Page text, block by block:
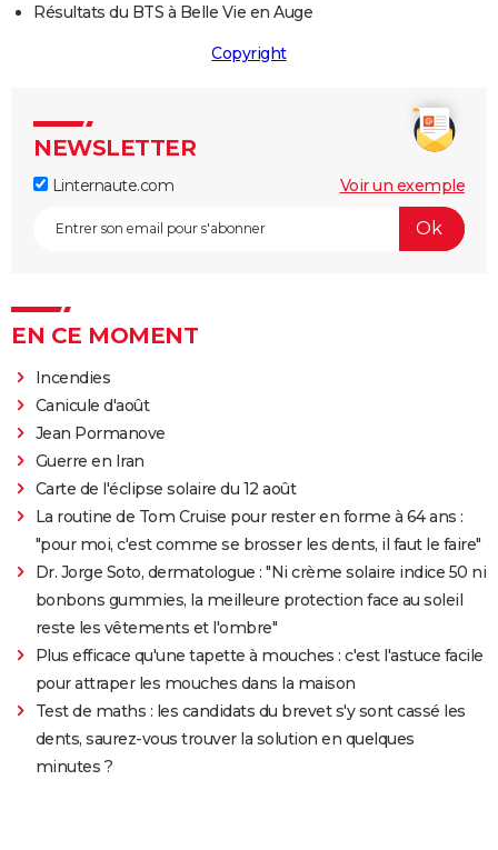
Résultats du BTS à Belle Vie en Auge
Copyright
NEWSLETTER
Linternaute.com Voir un exemple
EN CE MOMENT
Incendies
Canicule d'août
Jean Pormanove
Guerre en Iran
Carte de l'éclipse solaire du 12 août
La routine de Tom Cruise pour rester en forme à 64 ans :
"pour moi, c'est comme se brosser les dents, il faut le faire"
Dr. Jorge Soto, dermatologue : "Ni crème solaire indice 50 ni
bonbons gummies, la meilleure protection face au soleil
reste les vêtements et l'ombre"
Plus efficace qu'une tapette à mouches : c'est l'astuce facile
pour attraper les mouches dans la maison
Test de maths : les candidats du brevet s'y sont cassé les
dents, saurez-vous trouver la solution en quelques
minutes ?